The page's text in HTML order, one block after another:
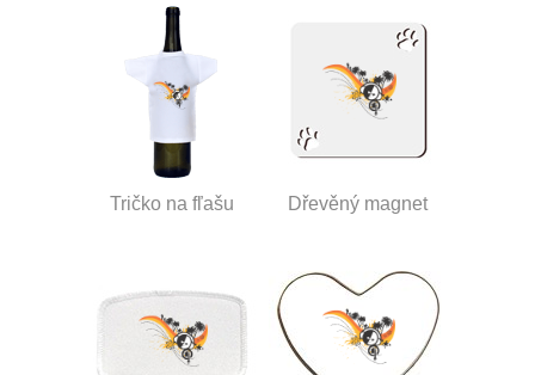
Tričko na fľašu Dřevěný magnet